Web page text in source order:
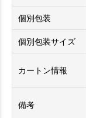
個別包装
個別包装サイズ
カートン情報
備考